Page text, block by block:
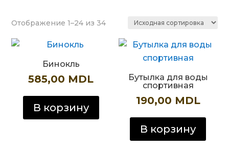
Отображение 1–24 из 34
Бинокль
585,00 MDL
В корзину
Бутылка для воды
спортивная
190,00 MDL
В корзину